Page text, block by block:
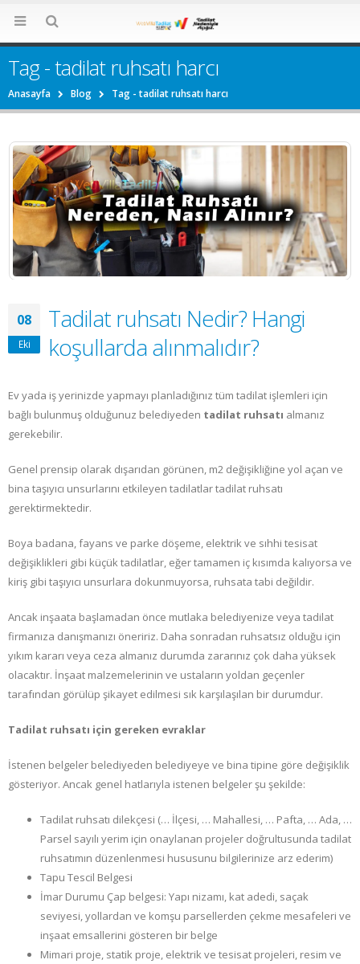
Tag - tadilat ruhsatı harcı
Anasayfa Blog Tag -tadilat ruhsatı harcı
08
Eki
Tadilat ruhsatı Nedir? Hangi
koşullarda alınmalıdır?
Ev yada iş yerinizde yapmayı planladığınız tüm tadilat işlemleri için
bağlı bulunmuş olduğunuz belediyeden tadilat ruhsatı almanız
gerekebilir.
Genel prensip olarak dışarıdan görünen, m2 değişikliğine yol açan ve
bina taşıyıcı unsurlarını etkileyen tadilatlar tadilat ruhsatı
gerektirmektedir.
Boya badana, fayans ve parke döşeme, elektrik ve sıhhi tesisat
değişiklikleri gibi küçük tadilatlar, eğer tamamen iç kısımda kalıyorsa ve
kiriş gibi taşıyıcı unsurlara dokunmuyorsa, ruhsata tabi değildir.
Ancak inşaata başlamadan önce mutlaka belediyenize veya tadilat
firmanıza danışmanızı öneririz. Daha sonradan ruhsatsız olduğu için
yıkım kararı veya ceza almanız durumda zararınız çok daha yüksek
olacaktır. İnşaat malzemelerinin ve ustaların yoldan geçenler
tarafından görülüp şikayet edilmesi sık karşılaşılan bir durumdur.
Tadilat ruhsatı için gereken evraklar
İstenen belgeler belediyeden belediyeye ve bina tipine göre değişiklik
gösteriyor. Ancak genel hatlarıyla istenen belgeler şu şekilde:
Tadilat ruhsatı dilekçesi (… İlçesi, … Mahallesi, … Pafta, … Ada, …
Parsel sayılı yerim için onaylanan projeler doğrultusunda tadilat
ruhsatımın düzenlenmesi hususunu bilgilerinize arz ederim)
Tapu Tescil Belgesi
İmar Durumu Çap belgesi: Yapı nizamı, kat adedi, saçak
seviyesi, yollardan ve komşu parsellerden çekme mesafeleri ve
inşaat emsallerini gösteren bir belge
Mimari proje, statik proje, elektrik ve tesisat projeleri, resim ve